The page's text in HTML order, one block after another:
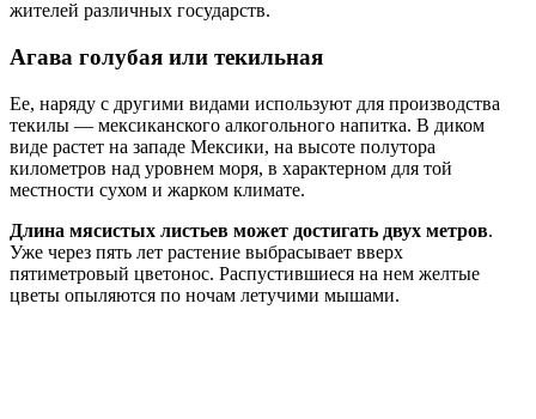
жителей различных государств.
Агава голубая или текильная
Ее, наряду с другими видами используют для производства
текилы — мексиканского алкогольного напитка. В диком
виде растет на западе Мексики, на высоте полутора
километров над уровнем моря, в характерном для той
местности сухом и жарком климате.
Длина мясистых листьев может достигать двух метров.
Уже через пять лет растение выбрасывает вверх
пятиметровый цветонос. Распустившиеся на нем желтые
цветы опыляются по ночам летучими мышами.